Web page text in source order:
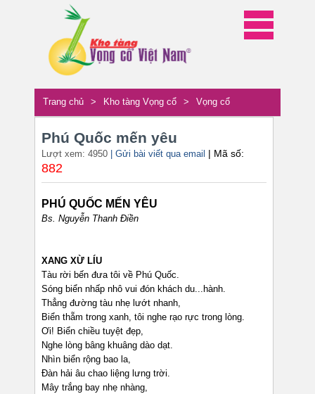
Trang chủ > Kho tàng Vọng cổ > Vọng cổ
Phú Quốc mến yêu
Lượt xem: 4950 | Gửi bài viết qua email | Mã số:
882
PHÚ QUỐC MẾN YÊU
Bs. Nguyễn Thanh Điền
XANG XỪ LÍU
Tàu rời bến đưa tôi về Phú Quốc.
Sóng biển nhấp nhô vui đón khách du...hành.
Thẳng đường tàu nhẹ lướt nhanh,
Biển thẵm trong xanh, tôi nghe rạo rực trong lòng.
Ơi! Biển chiều tuyệt đẹp,
Nghe lòng bâng khuâng dào dạt.
Nhìn biển rộng bao la,
Đàn hải âu chao liệng lưng trời.
Mây trắng bay nhẹ nhàng,